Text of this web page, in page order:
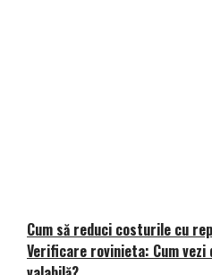
Cum să reduci costurile cu
Verificare rovinieta: Cum vezi